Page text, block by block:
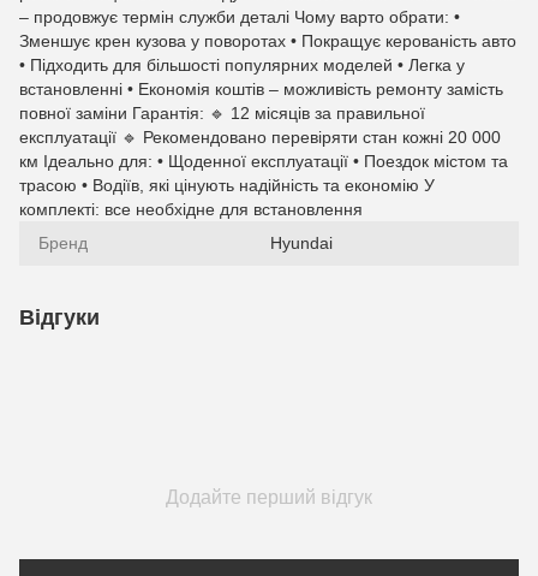
– продовжує термін служби деталі Чому варто обрати: •
Зменшує крен кузова у поворотах • Покращує керованість авто
• Підходить для більшості популярних моделей • Легка у
встановленні • Економія коштів – можливість ремонту замість
повної заміни Гарантія: 🔹 12 місяців за правильної
експлуатації 🔹 Рекомендовано перевіряти стан кожні 20 000
км Ідеально для: • Щоденної експлуатації • Поездок містом та
трасою • Водіїв, які цінують надійність та економію У
комплекті: все необхідне для встановлення
Бренд
Hyundai
Відгуки
Додайте перший відгук